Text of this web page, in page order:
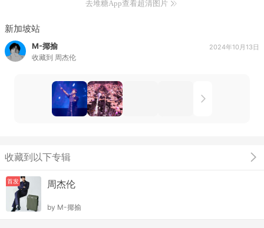
去堆糖App查看超清图片
新加坡站
M-揶揄
收藏到 周杰伦
2024年10月13日
收藏到以下专辑
首发 周杰伦
by M-揶揄